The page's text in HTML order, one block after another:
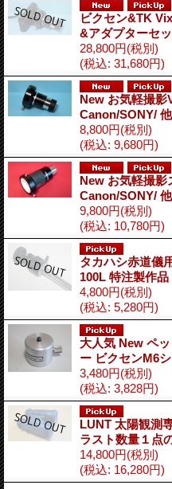
ビクセン&TK
&アダプターセ
28,800円(税別)
(税込: 31,680円)
New お気軽撮影
Canon/SONY/
8,800円(税別)
(税込: 9,680円)
New お気軽撮影
Canon/SONY/
9,800円(税別)
(税込: 10,780円)
タカハシ赤道儀
100L 特注製作品
4,800円(税別)
(税込: 5,280円)
大人気 New ペ
ー ビクセンM6
3,480円(税別)
(税込: 3,828円)
LUNT 太陽観測
ラスト数量１点
14,800円(税別)
(税込: 16,280円)